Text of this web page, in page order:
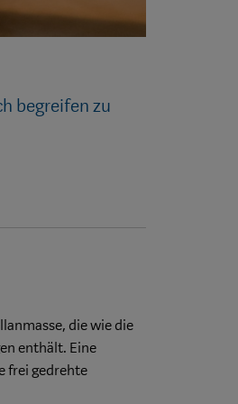
begreifen zu
die wie die
enthält. Eine
frei gedrehte